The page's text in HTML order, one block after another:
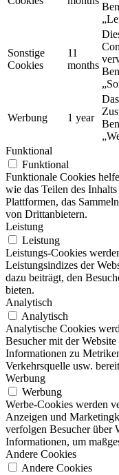
Sonstige
Cookies
11
months
Werbung 1 year
Funktional
Funktional
Funktionale Cookies
wie das Teilen des
Plattformen, das
von Drittanbietern.
Leistung
Leistung
Leistungs-Cookies
Leistungsindizes der
dazu beiträgt, den
bieten.
Analytisch
Analytisch
Analytische Cookies
Besucher mit der
Informationen zu
Verkehrsquelle usw.
Werbung
Werbung
Werbe-Cookies werden
Anzeigen und
verfolgen Besucher über
Informationen, um
Andere Cookies
Andere Cookies